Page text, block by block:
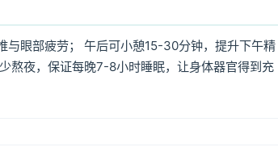
与眼部疲劳； 午后可小憩15-30分钟，提升下午精
熬夜，保证每晚7-8小时睡眠，让身体器官得到充